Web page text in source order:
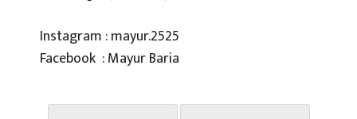
Instagram : mayur.2525
Facebook : Mayur Baria